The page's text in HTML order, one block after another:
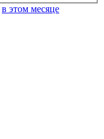
в этом месяце